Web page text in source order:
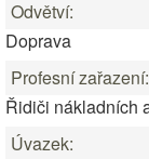
Odvětví:
Doprava
Profesní zařazení:
Řidiči nákladních
Úvazek: